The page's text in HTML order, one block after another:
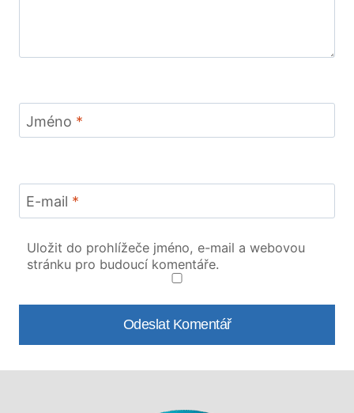
Jméno *
E-mail *
Uložit do prohlížeče jméno, e-mail a webovou
stránku pro budoucí komentáře.